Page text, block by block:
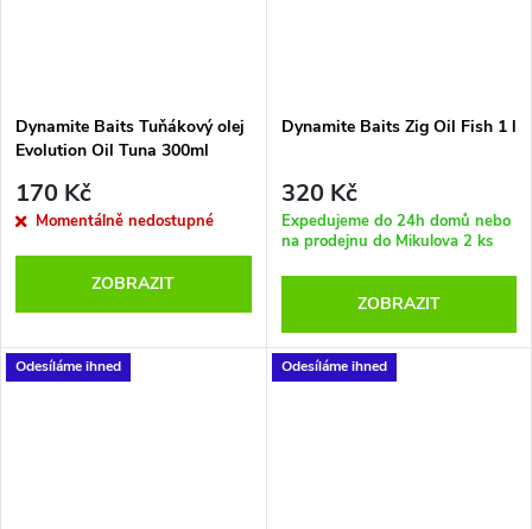
Dynamite Baits Tuňákový olej
Evolution Oil Tuna 300ml
170 Kč
Momentálně nedostupné
ZOBRAZIT
Dynamite Baits Zig Oil Fish 1 l
320 Kč
Expedujeme do 24h domů nebo
na prodejnu do Mikulova 2 ks
ZOBRAZIT
Odesíláme ihned Odesíláme ihned